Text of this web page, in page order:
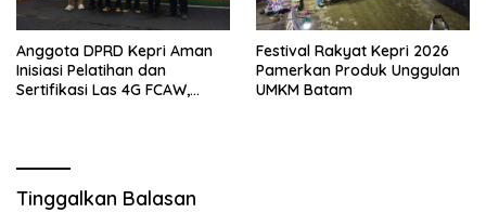
Anggota DPRD Kepri Aman
Inisiasi Pelatihan dan
Sertifikasi Las 4G FCAW,
Festival Rakyat Kepri 2026
Pamerkan Produk Unggulan
UMKM Batam
Tinggalkan Balasan